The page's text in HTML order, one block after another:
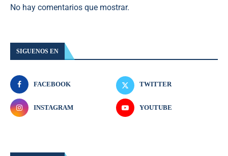
No hay comentarios que mostrar.
SIGUENOS EN
FACEBOOK TWITTER
INSTAGRAM YOUTUBE